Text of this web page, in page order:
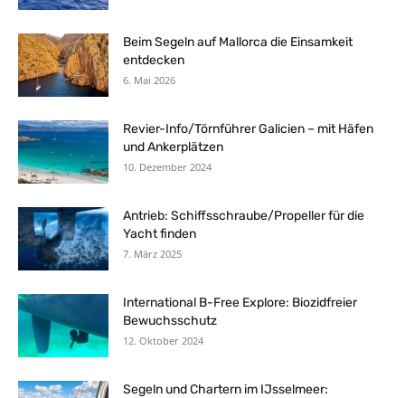
Beim Segeln auf Mallorca die Einsamkeit
entdecken
6. Mai 2026
Revier-Info/Törnführer Galicien – mit Häfen
und Ankerplätzen
10. Dezember 2024
Antrieb: Schiffsschraube/Propeller für die
Yacht finden
7. März 2025
International B-Free Explore: Biozidfreier
Bewuchsschutz
12. Oktober 2024
Segeln und Chartern im IJsselmeer: